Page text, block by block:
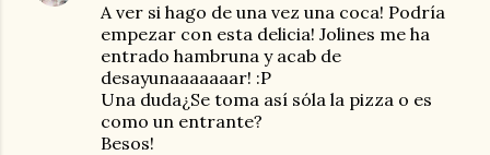
A ver si hago de una vez una coca! Podría
empezar con esta delicia! Jolines me ha
entrado hambruna y acab de
desayunaaaaaaar! :P
Una duda¿Se toma así sóla la pizza o es
como un entrante?
Besos!